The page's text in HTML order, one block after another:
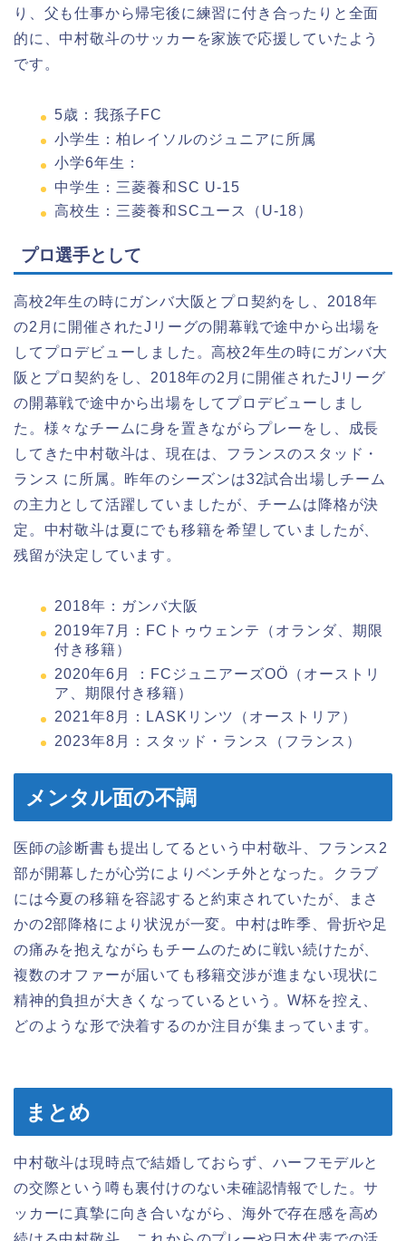
り、父も仕事から帰宅後に練習に付き合ったりと全面
的に、中村敬斗のサッカーを家族で応援していたよう
です。
5歳：我孫子FC
小学生：柏レイソルのジュニアに所属
小学6年生：
中学生：三菱養和SC U-15
高校生：三菱養和SCユース（U-18）
プロ選手として
高校2年生の時にガンバ大阪とプロ契約をし、2018年
の2月に開催されたJリーグの開幕戦で途中から出場を
してプロデビューしました。高校2年生の時にガンバ大
阪とプロ契約をし、2018年の2月に開催されたJリーグ
の開幕戦で途中から出場をしてプロデビューしまし
た。様々なチームに身を置きながらプレーをし、成長
してきた中村敬斗は、現在は、フランスのスタッド・
ランス に所属。昨年のシーズンは32試合出場しチーム
の主力として活躍していましたが、チームは降格が決
定。中村敬斗は夏にでも移籍を希望していましたが、
残留が決定しています。
2018年：ガンバ大阪
2019年7月：FCトゥウェンテ（オランダ、期限
付き移籍）
2020年6月 ：FCジュニアーズOÖ（オーストリ
ア、期限付き移籍）
2021年8月：LASKリンツ（オーストリア）
2023年8月：スタッド・ランス（フランス）
メンタル面の不調
医師の診断書も提出してるという中村敬斗、フランス2
部が開幕したが心労によりベンチ外となった。クラブ
には今夏の移籍を容認すると約束されていたが、まさ
かの2部降格により状況が一変。中村は昨季、骨折や足
の痛みを抱えながらもチームのために戦い続けたが、
複数のオファーが届いても移籍交渉が進まない現状に
精神的負担が大きくなっているという。W杯を控え、
どのような形で決着するのか注目が集まっています。
まとめ
中村敬斗は現時点で結婚しておらず、ハーフモデルと
の交際という噂も裏付けのない未確認情報でした。サ
ッカーに真摯に向き合いながら、海外で存在感を高め